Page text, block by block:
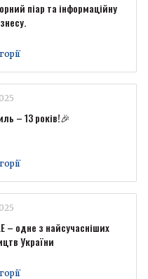
піар та інформаційну
– 13 років!🎉
– одне з найсучасніших
України